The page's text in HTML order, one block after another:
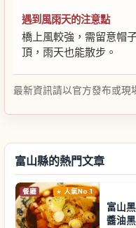
遇到風雨天的注意點
橋上風較強，需留意帽
頂，雨天也能散步。
最新資訊請以官方發布或現
富山縣的熱門文章
餐廳 人氣No.1
富山
醬油